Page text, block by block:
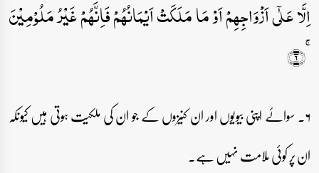
اِلَّا عَلٰۤی اَزۡوَاجِہِمۡ اَوۡ مَا مَلَکَتۡ اَیۡمَانُہُمۡ فَاِنَّہُمۡ غَیۡرُ مَلُوۡمِیۡنَ
ۚ﴿۶﴾
۶۔ سوائے اپنی بیویوں اور ان کنیزوں کے جو ان کی ملکیت ہوتی ہیں کیونکہ
ان پر کوئی ملامت نہیں ہے۔